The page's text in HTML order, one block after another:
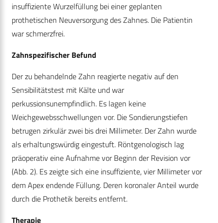
insuffiziente Wurzelfüllung bei einer geplanten
prothetischen Neuversorgung des Zahnes. Die Patientin
war schmerzfrei.
Zahnspezifischer Befund
Der zu behandelnde Zahn reagierte negativ auf den
Sensibilitätstest mit Kälte und war
perkussionsunempfindlich. Es lagen keine
Weichgewebsschwellungen vor. Die Sondierungstiefen
betrugen zirkulär zwei bis drei Millimeter. Der Zahn wurde
als erhaltungswürdig eingestuft. Röntgenologisch lag
präoperativ eine Aufnahme vor Beginn der Revision vor
(Abb. 2). Es zeigte sich eine insuffiziente, vier Millimeter vor
dem Apex endende Füllung. Deren koronaler Anteil wurde
durch die Prothetik bereits entfernt.
Therapie